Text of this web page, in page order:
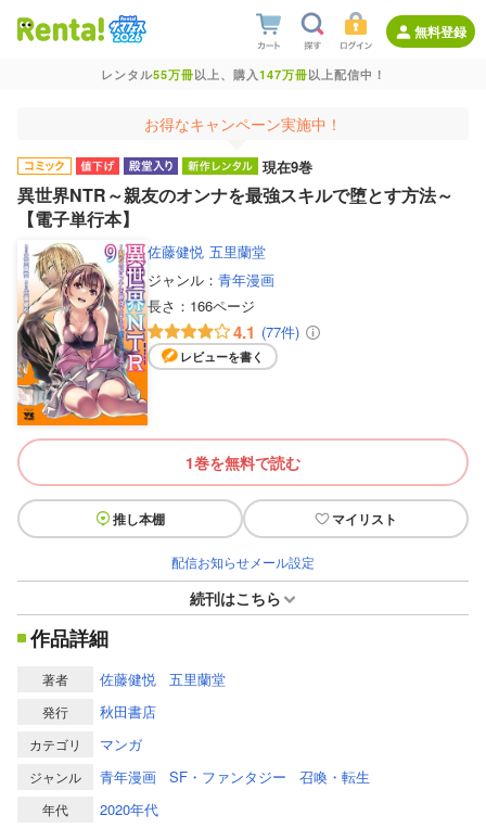
無料登録
レンタル55万冊以上、購入147万冊以上配信中！
お得なキャンペーン実施中！
現在9巻
異世界NTR～親友のオンナを最強スキルで堕とす方法～
【電子単行本】
佐藤健悦 五里蘭堂
ジャンル： 青年漫画
長さ： 166ページ
4.1 (77件)
レビューを書く
1巻を無料で読む
推し本棚 マイリスト
配信お知らせメール設定
続刊はこちら
作品詳細
著者 佐藤健悦 五里蘭堂
発行 秋田書店
カテゴリ マンガ
ジャンル 青年漫画 SF・ファンタジー 召喚・転生
年代 2020年代